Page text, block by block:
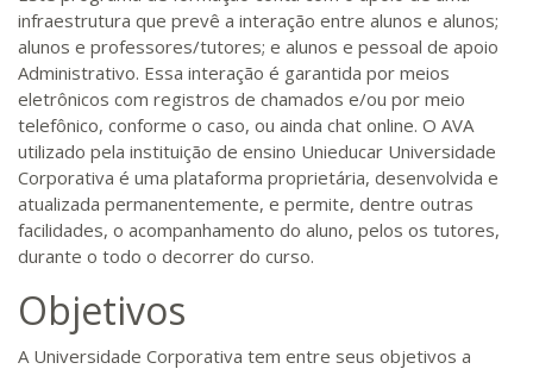
infraestrutura que prevê a interação entre alunos e alunos;
alunos e professores/tutores; e alunos e pessoal de apoio
Administrativo. Essa interação é garantida por meios
eletrônicos com registros de chamados e/ou por meio
telefônico, conforme o caso, ou ainda chat online. O AVA
utilizado pela instituição de ensino Unieducar Universidade
Corporativa é uma plataforma proprietária, desenvolvida e
atualizada permanentemente, e permite, dentre outras
facilidades, o acompanhamento do aluno, pelos os tutores,
durante o todo o decorrer do curso.
Objetivos
A Universidade Corporativa tem entre seus objetivos a